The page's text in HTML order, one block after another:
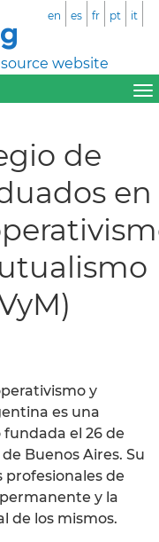
website
en es fr pt it
de
en
y
es una
fundada el 26 de
Buenos Aires. Su
profesionales de
y la
de los mismos.